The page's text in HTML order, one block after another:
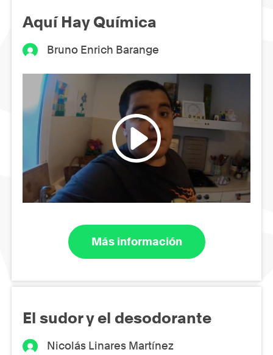
Aquí Hay Química
Bruno Enrich Barange
Más información
El sudor y el desodorante
Nicolás Linares Martínez